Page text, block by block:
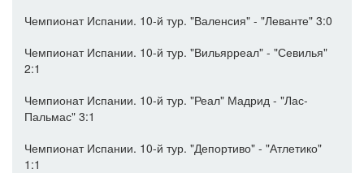
Чемпионат Испании. 10-й тур. "Валенсия" - "Леванте" 3:0
Чемпионат Испании. 10-й тур. "Вильярреал" - "Севилья"
2:1
Чемпионат Испании. 10-й тур. "Реал" Мадрид - "Лас-
Пальмас" 3:1
Чемпионат Испании. 10-й тур. "Депортиво" - "Атлетико"
1:1